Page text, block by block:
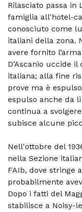
Rilasciato passa in
famiglia all'hotel-
conosciuto come
italiani della zona.
avere fornito
D’Ascanio uccide
italiana; alla fine
prove ma è
espulso anche da
continua a
subisce alcune
Nell'ottobre del
nella Sezione
FAIb, dove stringe
probabilmente
Dopo i fatti del
stabilisce a Noisy-